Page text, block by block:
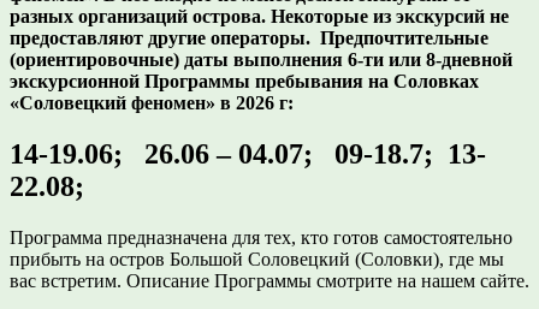
разных организаций острова. Некоторые из экскурсий не
предоставляют другие операторы. Предпочтительные
(ориентировочные) даты выполнения 6-ти или 8-дневной
экскурсионной Программы пребывания на Соловках
«Соловецкий феномен» в 2026 г:
14-19.06; 26.06 – 04.07; 09-18.7; 13-
22.08;
Программа предназначена для тех, кто готов самостоятельно
прибыть на остров Большой Соловецкий (Соловки), где мы
вас встретим. Описание Программы смотрите на нашем сайте.